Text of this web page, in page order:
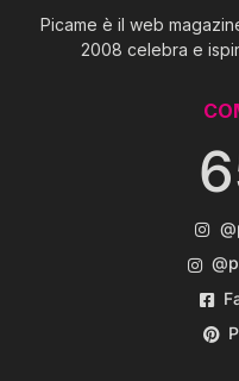
Picame è il web
2008 celebra e